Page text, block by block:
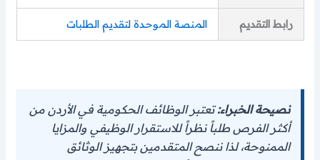
رابط التقديم المنصة الموحدة لتقديم الطلبات
نصيحة الخبراء:تعتبر الوظائف الحكومية في الأردن من
أكثر الفرص طلباً نظراً للاستقرار الوظيفي والمزايا
الممنوحة، لذا ننصح المتقدمين بتجهيز الوثائق